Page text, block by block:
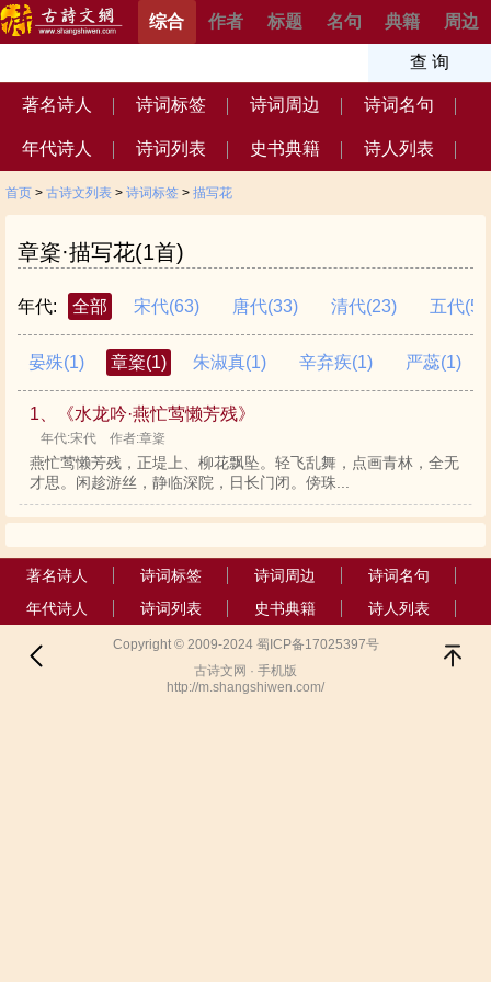
周边
典籍
名句
标题
作者
综合
著名诗人 诗词标签 诗词周边 诗词名句
年代诗人 诗词列表 史书典籍 诗人列表
首页 > 古诗文列表 > 诗词标签 > 描写花
章楶·描写花(1首)
年代: 全部 宋代(63) 唐代(33) 清代(23) 五代(5)
晏殊(1) 章楶(1) 朱淑真(1) 辛弃疾(1) 严蕊(1)
1、《水龙吟·燕忙莺懒芳残》
年代:宋代 作者:章楶
燕忙莺懒芳残，正堤上、柳花飘坠。轻飞乱舞，点画青林，全无
才思。闲趁游丝，静临深院，日长门闭。傍珠...
著名诗人 诗词标签 诗词周边
诗词名句
年代诗人
诗词列表 史书典籍 诗人列表
Copyright © 2009-2024 蜀ICP备17025397号
古诗文网 · 手机版
http://m.shangshiwen.com/